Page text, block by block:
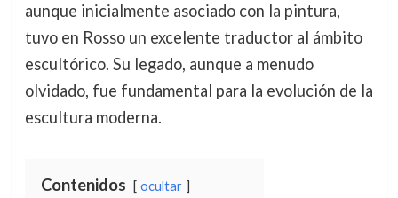
aunque inicialmente asociado con la pintura,
tuvo en Rosso un excelente traductor al ámbito
escultórico. Su legado, aunque a menudo
olvidado, fue fundamental para la evolución de la
escultura moderna.
Contenidos ocultar